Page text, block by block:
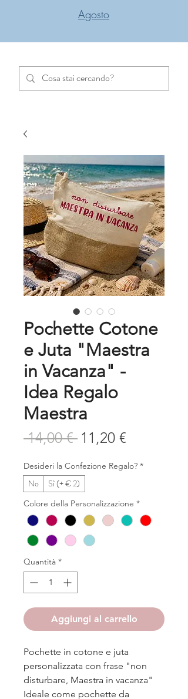
Agosto
Pochette Cotone
e Juta "Maestra
in Vacanza" -
Idea Regalo
Maestra
14,00 € Prezzo
11,20 €
Desideri la Confezione Regalo? *
No Sì (+ € 2)
Colore della Personalizzazione *
Quantità *
Aggiungi al carrello
Pochette in cotone e juta
personalizzata con frase "non
disturbare, Maestra in vacanza"
Ideale come pochette da